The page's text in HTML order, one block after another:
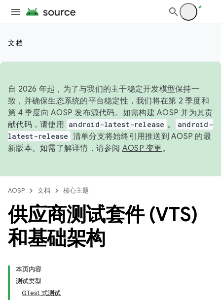
文档
自 2026 年起，为了与我们的主干稳定开发模型保持一
致，并确保生态系统的平台稳定性，我们将在第 2 季度和
第 4 季度向 AOSP 发布源代码。如需构建 AOSP 并为其贡
献代码，请使用 android-latest-release 。
android-
latest-release 清单分支将始终引用推送到 AOSP 的最
新版本。如需了解详情，请参阅 AOSP 变更。
AOSP 文档 核心主题
供应商测试套件 (VTS)
和基础架构
本页内容
测试类型
GTest 式测试